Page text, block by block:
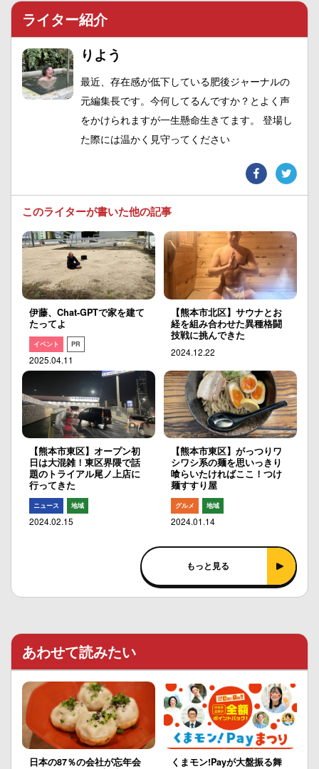
ライター紹介
りよう
最近、存在感が低下している肥後ジャーナルの
元編集長です。今何してるんですか？とよく声
をかけられますが一生懸命生きてます。 登場し
た際には温かく見守ってください
このライターが書いた他の記事
伊藤、Chat-GPTで家を建て
たってよ
イベント PR
2025.04.11
【熊本市北区】サウナとお
経を組み合わせた異種格闘
技戦に挑んできた
2024.12.22
【熊本市東区】オープン初
日は大混雑！東区界隈で話
題のトライアル尾ノ上店に
行ってきた
ニュース 地域
2024.02.15
【熊本市東区】がっつりワ
シワシ系の麺を思いっきり
喰らいたければここ！つけ
麺すすり屋
グルメ 地域
2024.01.14
もっと見る
あわせて読みたい
日本の87％の会社が忘年会
くまモン!Payが大盤振る舞